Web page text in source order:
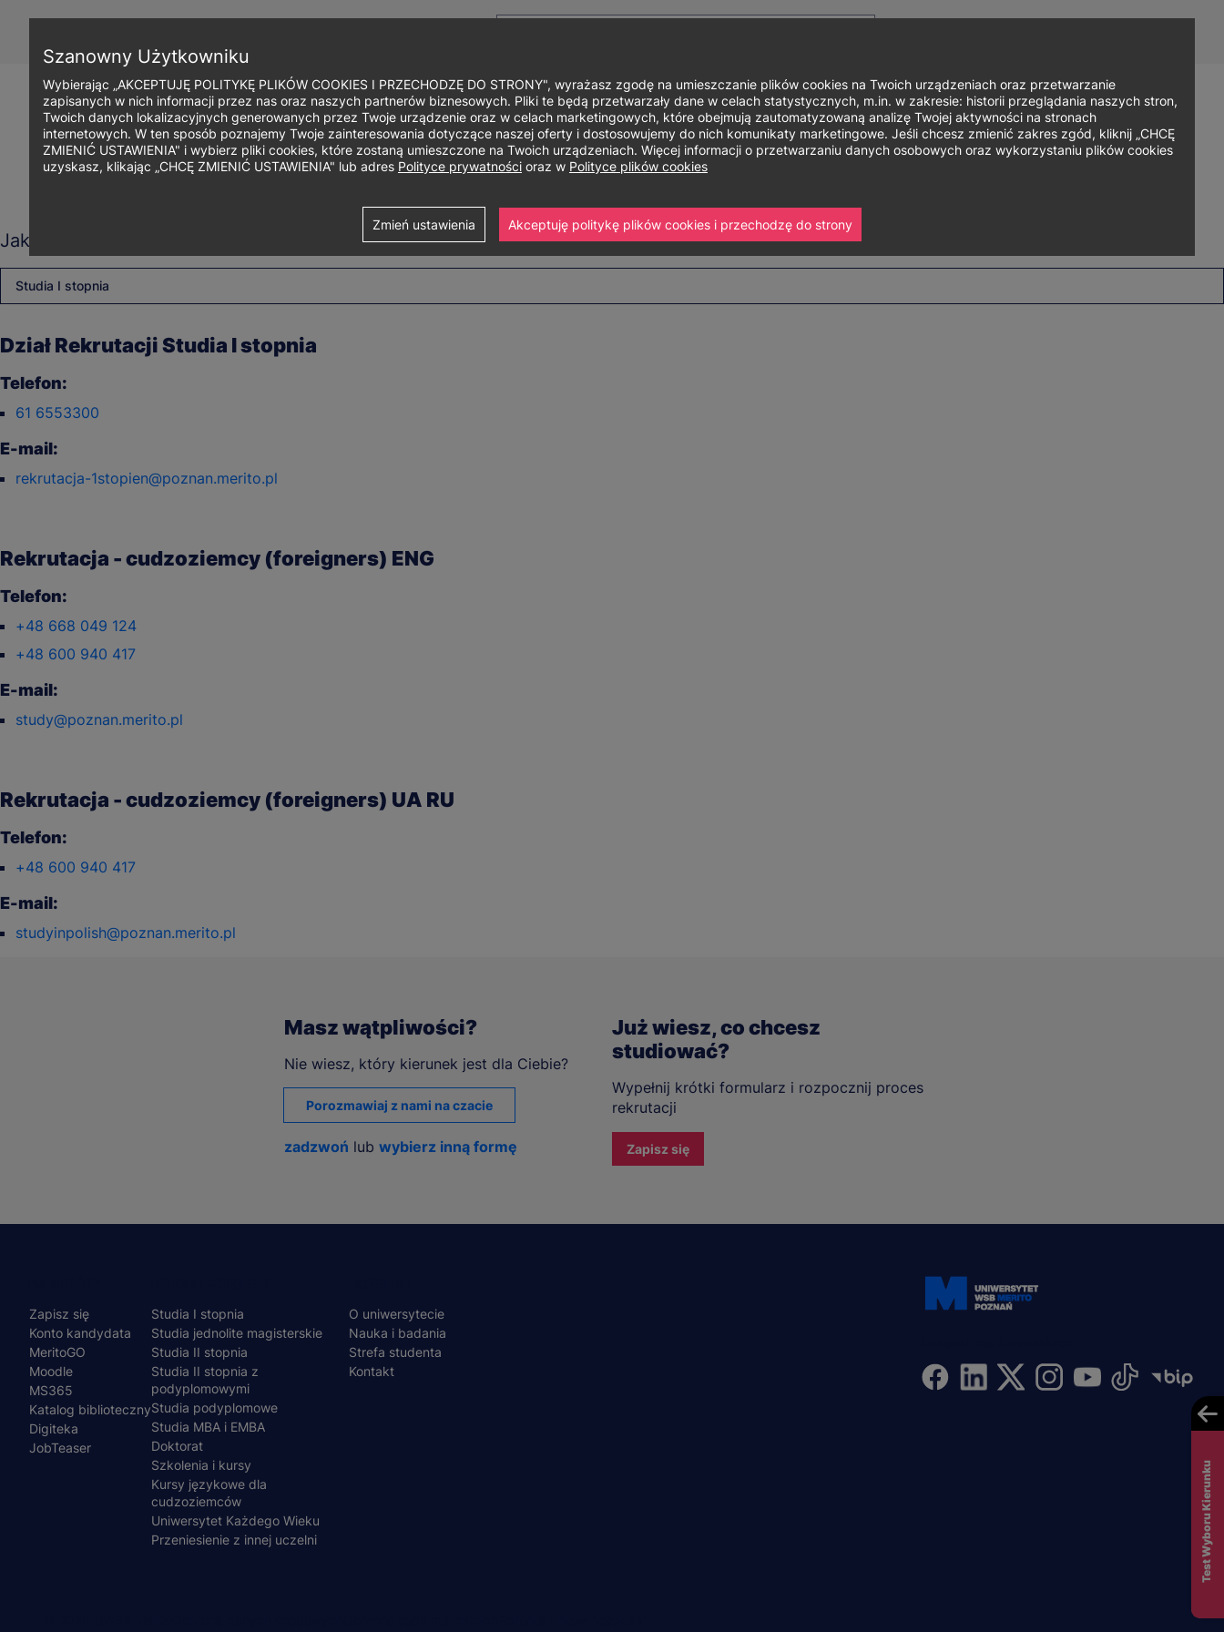
menu
Główne
menu
O uniwersytecie Studia i szkolenia Nauka i badania Współpraca Strefa studenta Zapisz się
nawigacyjna
Jaki rodzaj studiów Cię interesuje?
Studia I stopnia
Dział Rekrutacji Studia I stopnia
Telefon:
61 6553300
E-mail:
rekrutacja-1stopien@poznan.merito.pl
Rekrutacja - cudzoziemcy (foreigners) ENG
Telefon:
+48 668 049 124
+48 600 940 417
E-mail:
study@poznan.merito.pl
Rekrutacja - cudzoziemcy (foreigners) UA RU
Telefon:
+48 600 940 417
E-mail:
studyinpolish@poznan.merito.pl
Masz wątpliwości?
Nie wiesz, który kierunek jest dla Ciebie?
Porozmawiaj z nami na czacie
zadzwoń lub wybierz inną formę
Już wiesz, co chcesz
studiować?
Wypełnij krótki formularz i rozpocznij proces
rekrutacji
Zapisz się
Menu
stopka
Zapisz się
Konto kandydata
MeritoGO
Moodle
MS365
Katalog biblioteczny
Digiteka
JobTeaser
Studia I stopnia
Studia jednolite magisterskie
Studia II stopnia
Studia II stopnia z
podyplomowymi
Studia podyplomowe
Studia MBA i EMBA
Doktorat
Szkolenia i kursy
Kursy językowe dla
cudzoziemców
Uniwersytet Każdego Wieku
Przeniesienie z innej uczelni
O uniwersytecie
Nauka i badania
Strefa studenta
Kontakt
Test Wyboru Kierunku
Szanowny Użytkowniku
Wybierając „AKCEPTUJĘ POLITYKĘ PLIKÓW COOKIES I PRZECHODZĘ DO STRONY", wyrażasz zgodę na umieszczanie plików cookies na Twoich urządzeniach oraz przetwarzanie
zapisanych w nich informacji przez nas oraz naszych partnerów biznesowych. Pliki te będą przetwarzały dane w celach statystycznych, m.in. w zakresie: historii przeglądania naszych stron,
Twoich danych lokalizacyjnych generowanych przez Twoje urządzenie oraz w celach marketingowych, które obejmują zautomatyzowaną analizę Twojej aktywności na stronach
internetowych. W ten sposób poznajemy Twoje zainteresowania dotyczące naszej oferty i dostosowujemy do nich komunikaty marketingowe. Jeśli chcesz zmienić zakres zgód, kliknij „CHCĘ
ZMIENIĆ USTAWIENIA" i wybierz pliki cookies, które zostaną umieszczone na Twoich urządzeniach. Więcej informacji o przetwarzaniu danych osobowych oraz wykorzystaniu plików cookies
uzyskasz, klikając „CHCĘ ZMIENIĆ USTAWIENIA" lub adres Polityce prywatności oraz w Polityce plików cookies
Zmień ustawienia Akceptuję politykę plików cookies i przechodzę do strony